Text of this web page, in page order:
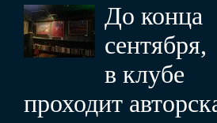
До конца
сентября,
в клубе
проходит